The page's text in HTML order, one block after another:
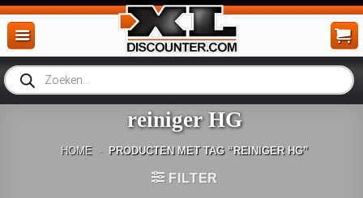
Ga
naar
inhoud
Producten
zoeken
reiniger HG
HOME - PRODUCTEN MET TAG “REINIGER HG”
FILTER